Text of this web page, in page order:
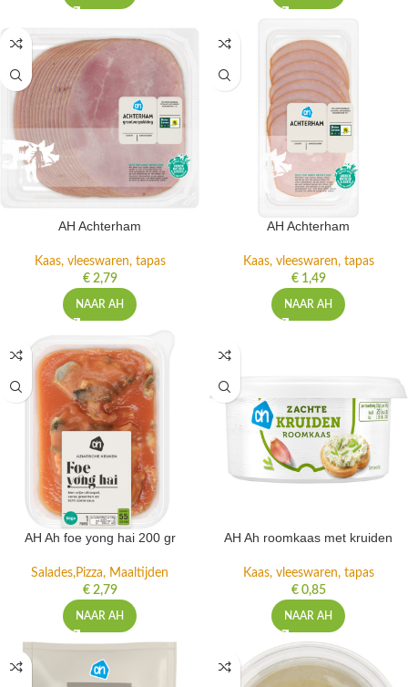
AH Achterham
Kaas, vleeswaren, tapas
€2,79
NAAR AH
AH Achterham
Kaas, vleeswaren, tapas
€1,49
NAAR AH
AH Ah foe yong hai 200 gr
Salades,Pizza, Maaltijden
€2,79
NAAR AH
AH Ah roomkaas met kruiden
Kaas, vleeswaren, tapas
€0,85
NAAR AH